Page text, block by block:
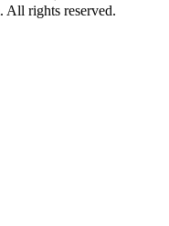
rights reserved.